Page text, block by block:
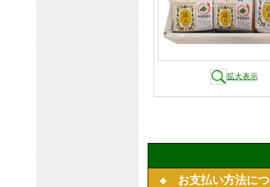
拡大表示
◆ お支払い方法につ